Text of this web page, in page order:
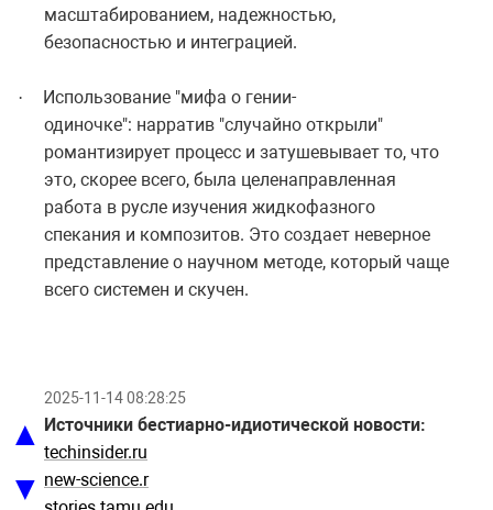
масштабированием, надежностью,
безопасностью и интеграцией.
·
Использование "мифа о гении-
одиночке": нарратив "случайно открыли"
романтизирует процесс и затушевывает то, что
это, скорее всего, была целенаправленная
работа в русле изучения жидкофазного
спекания и композитов. Это создает неверное
представление о научном методе, который чаще
всего системен и скучен.
2025-11-14 08:28:25
Источники бестиарно-идиотической новости:
techinsider.ru
new-science.r
▲
▼